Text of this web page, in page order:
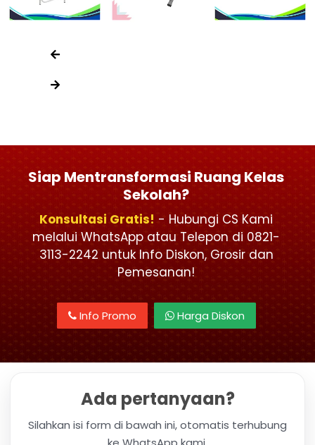
Siap Mentransformasi Ruang Kelas
Sekolah?
Konsultasi Gratis! - Hubungi CS Kami
melalui WhatsApp atau Telepon di 0821-
3113-2242 untuk Info Diskon, Grosir dan
Pemesanan!
Info Promo Harga Diskon
Ada pertanyaan?
Silahkan isi form di bawah ini, otomatis terhubung